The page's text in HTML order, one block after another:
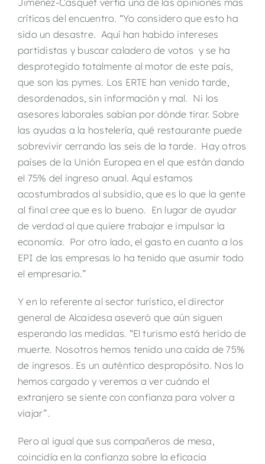
Jiménez-Casquet vertía una de las opiniones más
críticas del encuentro. “Yo considero que esto ha
sido un desastre. Aquí han habido intereses
partidistas y buscar caladero de votos y se ha
desprotegido totalmente al motor de este país,
que son las pymes. Los ERTE han venido tarde,
desordenados, sin información y mal. Ni los
asesores laborales sabían por dónde tirar. Sobre
las ayudas a la hostelería, qué restaurante puede
sobrevivir cerrando las seis de la tarde. Hay otros
países de la Unión Europea en el que están dando
el 75% del ingreso anual. Aquí estamos
acostumbrados al subsidio, que es lo que la gente
al final cree que es lo bueno. En lugar de ayudar
de verdad al que quiere trabajar e impulsar la
economía. Por otro lado, el gasto en cuanto a los
EPI de las empresas lo ha tenido que asumir todo
el empresario.”
Y en lo referente al sector turístico, el director
general de Alcaidesa aseveró que aún siguen
esperando las medidas. “El turismo está herido de
muerte. Nosotros hemos tenido una caída de 75%
de ingresos. Es un auténtico despropósito. Nos lo
hemos cargado y veremos a ver cuándo el
extranjero se siente con confianza para volver a
viajar”.
Pero al igual que sus compañeros de mesa,
coincidía en la confianza sobre la eficacia